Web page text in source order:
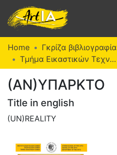
Communities
Collections
Browse ArtIA
Statistics
Home Γκρίζα βιβλιογραφία
Τμήμα Εικαστικών Τεχνών (Π. Ε.)
(ΑΝ)ΥΠΑΡΚΤΟ
Title in english
(UN)REALITY